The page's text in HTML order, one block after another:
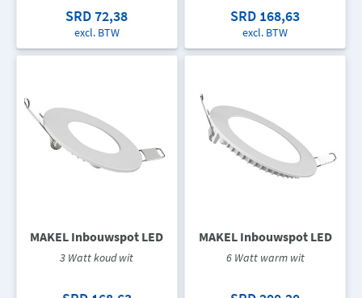
SRD 72,38
excl. BTW
SRD 168,63
excl. BTW
MAKEL Inbouwspot LED
3 Watt koud wit
MAKEL Inbouwspot LED
6 Watt warm wit